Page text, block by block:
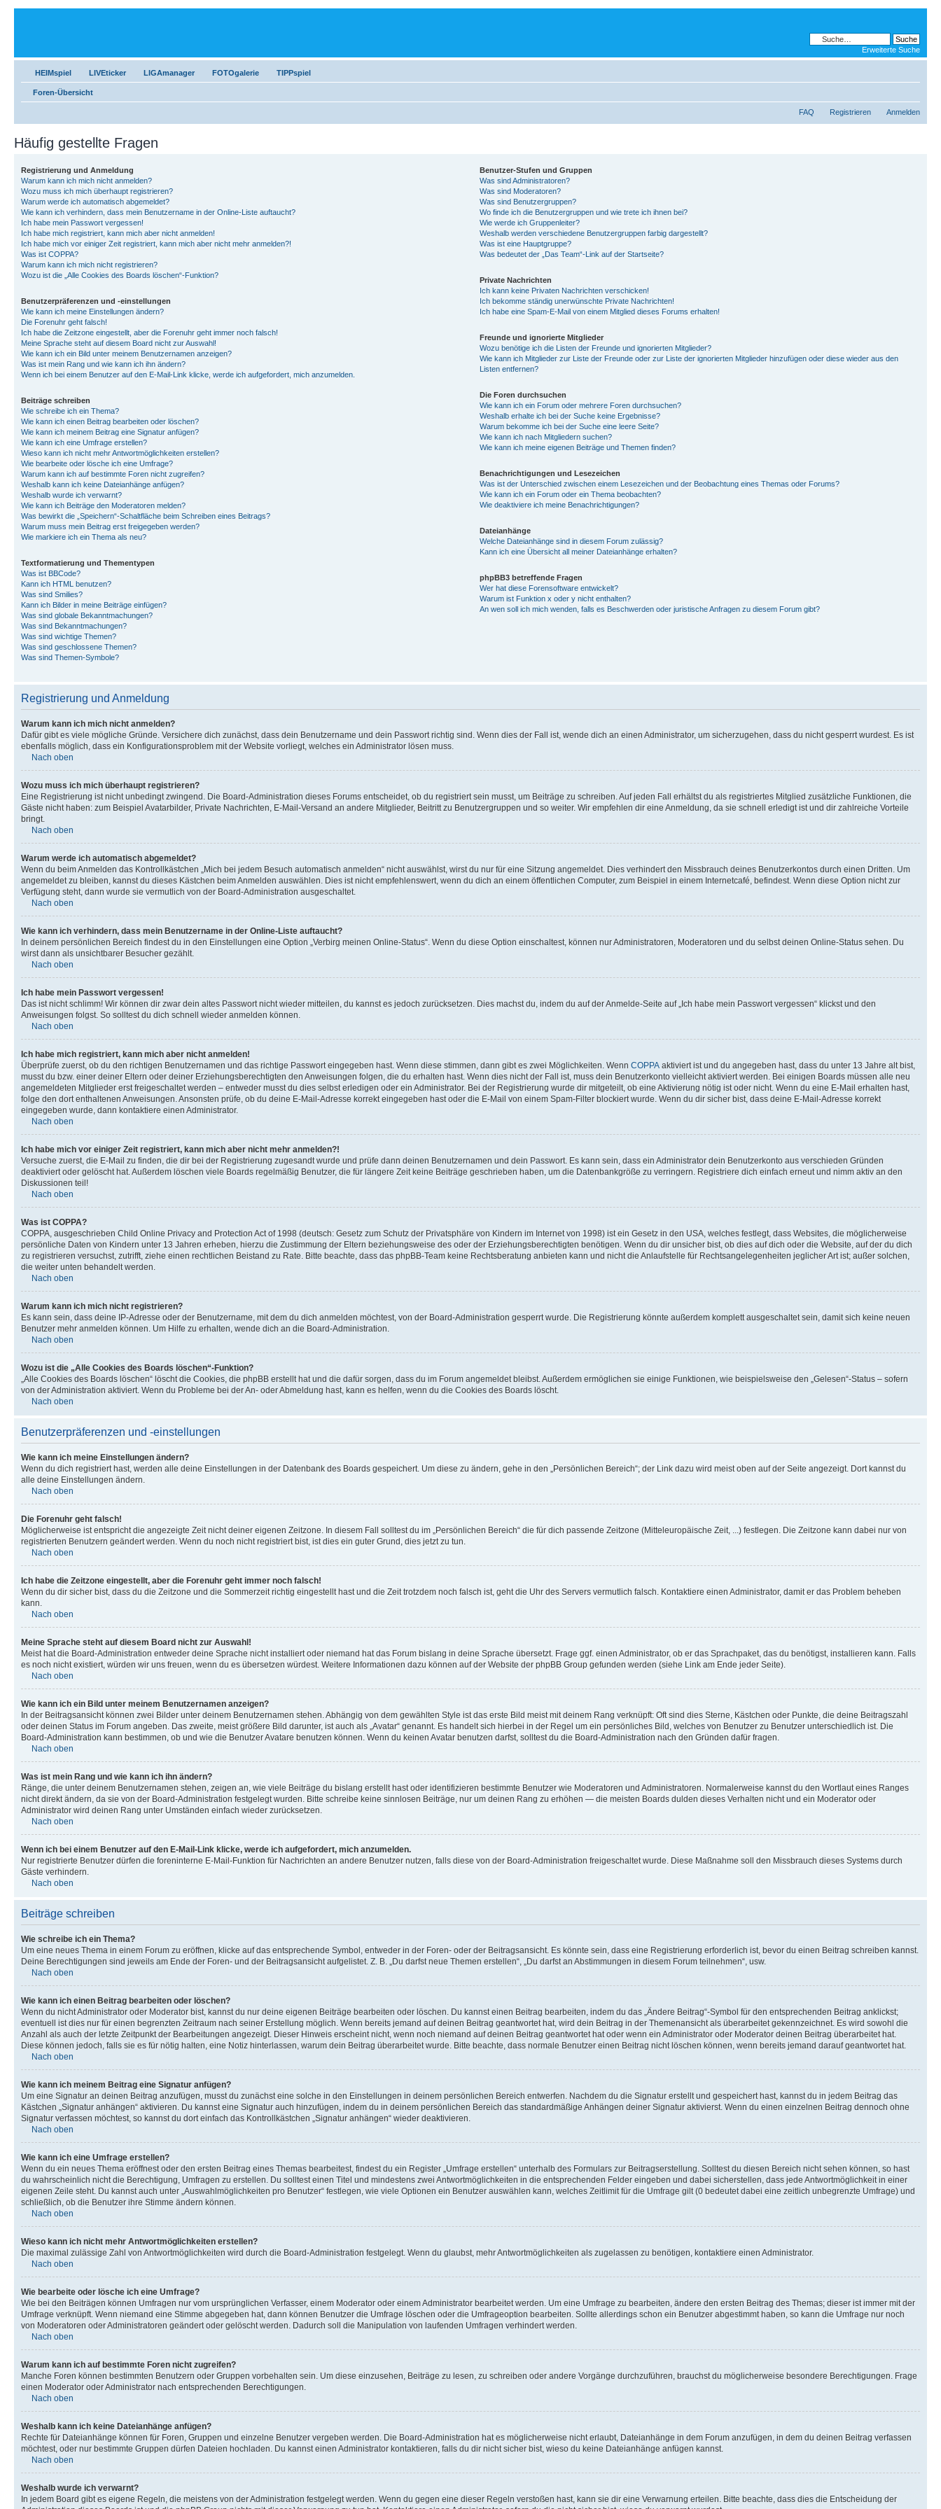
Erweiterte Suche
HEIMspiel LIVEticker LIGAmanager FOTOgalerie TIPPspiel
Foren-Übersicht
FAQ Registrieren Anmelden
Häufig gestellte Fragen
Registrierung und Anmeldung
Warum kann ich mich nicht anmelden?
Wozu muss ich mich überhaupt registrieren?
Warum werde ich automatisch abgemeldet?
Wie kann ich verhindern, dass mein Benutzername in der Online-Liste auftaucht?
Ich habe mein Passwort vergessen!
Ich habe mich registriert, kann mich aber nicht anmelden!
Ich habe mich vor einiger Zeit registriert, kann mich aber nicht mehr anmelden?!
Was ist COPPA?
Warum kann ich mich nicht registrieren?
Wozu ist die „Alle Cookies des Boards löschen“-Funktion?
Benutzerpräferenzen und -einstellungen
Wie kann ich meine Einstellungen ändern?
Die Forenuhr geht falsch!
Ich habe die Zeitzone eingestellt, aber die Forenuhr geht immer noch falsch!
Meine Sprache steht auf diesem Board nicht zur Auswahl!
Wie kann ich ein Bild unter meinem Benutzernamen anzeigen?
Was ist mein Rang und wie kann ich ihn ändern?
Wenn ich bei einem Benutzer auf den E-Mail-Link klicke, werde ich aufgefordert, mich anzumelden.
Beiträge schreiben
Wie schreibe ich ein Thema?
Wie kann ich einen Beitrag bearbeiten oder löschen?
Wie kann ich meinem Beitrag eine Signatur anfügen?
Wie kann ich eine Umfrage erstellen?
Wieso kann ich nicht mehr Antwortmöglichkeiten erstellen?
Wie bearbeite oder lösche ich eine Umfrage?
Warum kann ich auf bestimmte Foren nicht zugreifen?
Weshalb kann ich keine Dateianhänge anfügen?
Weshalb wurde ich verwarnt?
Wie kann ich Beiträge den Moderatoren melden?
Was bewirkt die „Speichern“-Schaltfläche beim Schreiben eines Beitrags?
Warum muss mein Beitrag erst freigegeben werden?
Wie markiere ich ein Thema als neu?
Textformatierung und Thementypen
Was ist BBCode?
Kann ich HTML benutzen?
Was sind Smilies?
Kann ich Bilder in meine Beiträge einfügen?
Was sind globale Bekanntmachungen?
Was sind Bekanntmachungen?
Was sind wichtige Themen?
Was sind geschlossene Themen?
Was sind Themen-Symbole?
Benutzer-Stufen und Gruppen
Was sind Administratoren?
Was sind Moderatoren?
Was sind Benutzergruppen?
Wo finde ich die Benutzergruppen und wie trete ich ihnen bei?
Wie werde ich Gruppenleiter?
Weshalb werden verschiedene Benutzergruppen farbig dargestellt?
Was ist eine Hauptgruppe?
Was bedeutet der „Das Team“-Link auf der Startseite?
Private Nachrichten
Ich kann keine Privaten Nachrichten verschicken!
Ich bekomme ständig unerwünschte Private Nachrichten!
Ich habe eine Spam-E-Mail von einem Mitglied dieses Forums erhalten!
Freunde und ignorierte Mitglieder
Wozu benötige ich die Listen der Freunde und ignorierten Mitglieder?
Wie kann ich Mitglieder zur Liste der Freunde oder zur Liste der ignorierten Mitglieder hinzufügen oder diese wieder aus den
Listen entfernen?
Die Foren durchsuchen
Wie kann ich ein Forum oder mehrere Foren durchsuchen?
Weshalb erhalte ich bei der Suche keine Ergebnisse?
Warum bekomme ich bei der Suche eine leere Seite?
Wie kann ich nach Mitgliedern suchen?
Wie kann ich meine eigenen Beiträge und Themen finden?
Benachrichtigungen und Lesezeichen
Was ist der Unterschied zwischen einem Lesezeichen und der Beobachtung eines Themas oder Forums?
Wie kann ich ein Forum oder ein Thema beobachten?
Wie deaktiviere ich meine Benachrichtigungen?
Dateianhänge
Welche Dateianhänge sind in diesem Forum zulässig?
Kann ich eine Übersicht all meiner Dateianhänge erhalten?
phpBB3 betreffende Fragen
Wer hat diese Forensoftware entwickelt?
Warum ist Funktion x oder y nicht enthalten?
An wen soll ich mich wenden, falls es Beschwerden oder juristische Anfragen zu diesem Forum gibt?
Registrierung und Anmeldung
Warum kann ich mich nicht anmelden?
Dafür gibt es viele mögliche Gründe. Versichere dich zunächst, dass dein Benutzername und dein Passwort richtig sind. Wenn dies der Fall ist, wende dich an einen Administrator, um sicherzugehen, dass du nicht gesperrt wurdest. Es ist
ebenfalls möglich, dass ein Konfigurationsproblem mit der Website vorliegt, welches ein Administrator lösen muss.
Nach oben
Wozu muss ich mich überhaupt registrieren?
Eine Registrierung ist nicht unbedingt zwingend. Die Board-Administration dieses Forums entscheidet, ob du registriert sein musst, um Beiträge zu schreiben. Auf jeden Fall erhältst du als registriertes Mitglied zusätzliche Funktionen, die
Gäste nicht haben: zum Beispiel Avatarbilder, Private Nachrichten, E-Mail-Versand an andere Mitglieder, Beitritt zu Benutzergruppen und so weiter. Wir empfehlen dir eine Anmeldung, da sie schnell erledigt ist und dir zahlreiche Vorteile
bringt.
Nach oben
Warum werde ich automatisch abgemeldet?
Wenn du beim Anmelden das Kontrollkästchen „Mich bei jedem Besuch automatisch anmelden“ nicht auswählst, wirst du nur für eine Sitzung angemeldet. Dies verhindert den Missbrauch deines Benutzerkontos durch einen Dritten. Um
angemeldet zu bleiben, kannst du dieses Kästchen beim Anmelden auswählen. Dies ist nicht empfehlenswert, wenn du dich an einem öffentlichen Computer, zum Beispiel in einem Internetcafé, befindest. Wenn diese Option nicht zur
Verfügung steht, dann wurde sie vermutlich von der Board-Administration ausgeschaltet.
Nach oben
Wie kann ich verhindern, dass mein Benutzername in der Online-Liste auftaucht?
In deinem persönlichen Bereich findest du in den Einstellungen eine Option „Verbirg meinen Online-Status“. Wenn du diese Option einschaltest, können nur Administratoren, Moderatoren und du selbst deinen Online-Status sehen. Du
wirst dann als unsichtbarer Besucher gezählt.
Nach oben
Ich habe mein Passwort vergessen!
Das ist nicht schlimm! Wir können dir zwar dein altes Passwort nicht wieder mitteilen, du kannst es jedoch zurücksetzen. Dies machst du, indem du auf der Anmelde-Seite auf „Ich habe mein Passwort vergessen“ klickst und den
Anweisungen folgst. So solltest du dich schnell wieder anmelden können.
Nach oben
Ich habe mich registriert, kann mich aber nicht anmelden!
Überprüfe zuerst, ob du den richtigen Benutzernamen und das richtige Passwort eingegeben hast. Wenn diese stimmen, dann gibt es zwei Möglichkeiten. Wenn COPPA aktiviert ist und du angegeben hast, dass du unter 13 Jahre alt bist,
musst du bzw. einer deiner Eltern oder deiner Erziehungsberechtigten den Anweisungen folgen, die du erhalten hast. Wenn dies nicht der Fall ist, muss dein Benutzerkonto vielleicht aktiviert werden. Bei einigen Boards müssen alle neu
angemeldeten Mitglieder erst freigeschaltet werden – entweder musst du dies selbst erledigen oder ein Administrator. Bei der Registrierung wurde dir mitgeteilt, ob eine Aktivierung nötig ist oder nicht. Wenn du eine E-Mail erhalten hast,
folge den dort enthaltenen Anweisungen. Ansonsten prüfe, ob du deine E-Mail-Adresse korrekt eingegeben hast oder die E-Mail von einem Spam-Filter blockiert wurde. Wenn du dir sicher bist, dass deine E-Mail-Adresse korrekt
eingegeben wurde, dann kontaktiere einen Administrator.
Nach oben
Ich habe mich vor einiger Zeit registriert, kann mich aber nicht mehr anmelden?!
Versuche zuerst, die E-Mail zu finden, die dir bei der Registrierung zugesandt wurde und prüfe dann deinen Benutzernamen und dein Passwort. Es kann sein, dass ein Administrator dein Benutzerkonto aus verschieden Gründen
deaktiviert oder gelöscht hat. Außerdem löschen viele Boards regelmäßig Benutzer, die für längere Zeit keine Beiträge geschrieben haben, um die Datenbankgröße zu verringern. Registriere dich einfach erneut und nimm aktiv an den
Diskussionen teil!
Nach oben
Was ist COPPA?
COPPA, ausgeschrieben Child Online Privacy and Protection Act of 1998 (deutsch: Gesetz zum Schutz der Privatsphäre von Kindern im Internet von 1998) ist ein Gesetz in den USA, welches festlegt, dass Websites, die möglicherweise
persönliche Daten von Kindern unter 13 Jahren erheben, hierzu die Zustimmung der Eltern beziehungsweise des oder der Erziehungsberechtigten benötigen. Wenn du dir unsicher bist, ob dies auf dich oder die Website, auf der du dich
zu registrieren versuchst, zutrifft, ziehe einen rechtlichen Beistand zu Rate. Bitte beachte, dass das phpBB-Team keine Rechtsberatung anbieten kann und nicht die Anlaufstelle für Rechtsangelegenheiten jeglicher Art ist; außer solchen,
die weiter unten behandelt werden.
Nach oben
Warum kann ich mich nicht registrieren?
Es kann sein, dass deine IP-Adresse oder der Benutzername, mit dem du dich anmelden möchtest, von der Board-Administration gesperrt wurde. Die Registrierung könnte außerdem komplett ausgeschaltet sein, damit sich keine neuen
Benutzer mehr anmelden können. Um Hilfe zu erhalten, wende dich an die Board-Administration.
Nach oben
Wozu ist die „Alle Cookies des Boards löschen“-Funktion?
„Alle Cookies des Boards löschen“ löscht die Cookies, die phpBB erstellt hat und die dafür sorgen, dass du im Forum angemeldet bleibst. Außerdem ermöglichen sie einige Funktionen, wie beispielsweise den „Gelesen“-Status – sofern
von der Administration aktiviert. Wenn du Probleme bei der An- oder Abmeldung hast, kann es helfen, wenn du die Cookies des Boards löscht.
Nach oben
Benutzerpräferenzen und -einstellungen
Wie kann ich meine Einstellungen ändern?
Wenn du dich registriert hast, werden alle deine Einstellungen in der Datenbank des Boards gespeichert. Um diese zu ändern, gehe in den „Persönlichen Bereich“; der Link dazu wird meist oben auf der Seite angezeigt. Dort kannst du
alle deine Einstellungen ändern.
Nach oben
Die Forenuhr geht falsch!
Möglicherweise ist entspricht die angezeigte Zeit nicht deiner eigenen Zeitzone. In diesem Fall solltest du im „Persönlichen Bereich“ die für dich passende Zeitzone (Mitteleuropäische Zeit, ...) festlegen. Die Zeitzone kann dabei nur von
registrierten Benutzern geändert werden. Wenn du noch nicht registriert bist, ist dies ein guter Grund, dies jetzt zu tun.
Nach oben
Ich habe die Zeitzone eingestellt, aber die Forenuhr geht immer noch falsch!
Wenn du dir sicher bist, dass du die Zeitzone und die Sommerzeit richtig eingestellt hast und die Zeit trotzdem noch falsch ist, geht die Uhr des Servers vermutlich falsch. Kontaktiere einen Administrator, damit er das Problem beheben
kann.
Nach oben
Meine Sprache steht auf diesem Board nicht zur Auswahl!
Meist hat die Board-Administration entweder deine Sprache nicht installiert oder niemand hat das Forum bislang in deine Sprache übersetzt. Frage ggf. einen Administrator, ob er das Sprachpaket, das du benötigst, installieren kann. Falls
es noch nicht existiert, würden wir uns freuen, wenn du es übersetzen würdest. Weitere Informationen dazu können auf der Website der phpBB Group gefunden werden (siehe Link am Ende jeder Seite).
Nach oben
Wie kann ich ein Bild unter meinem Benutzernamen anzeigen?
In der Beitragsansicht können zwei Bilder unter deinem Benutzernamen stehen. Abhängig von dem gewählten Style ist das erste Bild meist mit deinem Rang verknüpft: Oft sind dies Sterne, Kästchen oder Punkte, die deine Beitragszahl
oder deinen Status im Forum angeben. Das zweite, meist größere Bild darunter, ist auch als „Avatar“ genannt. Es handelt sich hierbei in der Regel um ein persönliches Bild, welches von Benutzer zu Benutzer unterschiedlich ist. Die
Board-Administration kann bestimmen, ob und wie die Benutzer Avatare benutzen können. Wenn du keinen Avatar benutzen darfst, solltest du die Board-Administration nach den Gründen dafür fragen.
Nach oben
Was ist mein Rang und wie kann ich ihn ändern?
Ränge, die unter deinem Benutzernamen stehen, zeigen an, wie viele Beiträge du bislang erstellt hast oder identifizieren bestimmte Benutzer wie Moderatoren und Administratoren. Normalerweise kannst du den Wortlaut eines Ranges
nicht direkt ändern, da sie von der Board-Administration festgelegt wurden. Bitte schreibe keine sinnlosen Beiträge, nur um deinen Rang zu erhöhen — die meisten Boards dulden dieses Verhalten nicht und ein Moderator oder
Administrator wird deinen Rang unter Umständen einfach wieder zurücksetzen.
Nach oben
Wenn ich bei einem Benutzer auf den E-Mail-Link klicke, werde ich aufgefordert, mich anzumelden.
Nur registrierte Benutzer dürfen die foreninterne E-Mail-Funktion für Nachrichten an andere Benutzer nutzen, falls diese von der Board-Administration freigeschaltet wurde. Diese Maßnahme soll den Missbrauch dieses Systems durch
Gäste verhindern.
Nach oben
Beiträge schreiben
Wie schreibe ich ein Thema?
Um eine neues Thema in einem Forum zu eröffnen, klicke auf das entsprechende Symbol, entweder in der Foren- oder der Beitragsansicht. Es könnte sein, dass eine Registrierung erforderlich ist, bevor du einen Beitrag schreiben kannst.
Deine Berechtigungen sind jeweils am Ende der Foren- und der Beitragsansicht aufgelistet. Z. B. „Du darfst neue Themen erstellen“, „Du darfst an Abstimmungen in diesem Forum teilnehmen“, usw.
Nach oben
Wie kann ich einen Beitrag bearbeiten oder löschen?
Wenn du nicht Administrator oder Moderator bist, kannst du nur deine eigenen Beiträge bearbeiten oder löschen. Du kannst einen Beitrag bearbeiten, indem du das „Ändere Beitrag“-Symbol für den entsprechenden Beitrag anklickst;
eventuell ist dies nur für einen begrenzten Zeitraum nach seiner Erstellung möglich. Wenn bereits jemand auf deinen Beitrag geantwortet hat, wird dein Beitrag in der Themenansicht als überarbeitet gekennzeichnet. Es wird sowohl die
Anzahl als auch der letzte Zeitpunkt der Bearbeitungen angezeigt. Dieser Hinweis erscheint nicht, wenn noch niemand auf deinen Beitrag geantwortet hat oder wenn ein Administrator oder Moderator deinen Beitrag überarbeitet hat.
Diese können jedoch, falls sie es für nötig halten, eine Notiz hinterlassen, warum dein Beitrag überarbeitet wurde. Bitte beachte, dass normale Benutzer einen Beitrag nicht löschen können, wenn bereits jemand darauf geantwortet hat.
Nach oben
Wie kann ich meinem Beitrag eine Signatur anfügen?
Um eine Signatur an deinen Beitrag anzufügen, musst du zunächst eine solche in den Einstellungen in deinem persönlichen Bereich entwerfen. Nachdem du die Signatur erstellt und gespeichert hast, kannst du in jedem Beitrag das
Kästchen „Signatur anhängen“ aktivieren. Du kannst eine Signatur auch hinzufügen, indem du in deinem persönlichen Bereich das standardmäßige Anhängen deiner Signatur aktivierst. Wenn du einen einzelnen Beitrag dennoch ohne
Signatur verfassen möchtest, so kannst du dort einfach das Kontrollkästchen „Signatur anhängen“ wieder deaktivieren.
Nach oben
Wie kann ich eine Umfrage erstellen?
Wenn du ein neues Thema eröffnest oder den ersten Beitrag eines Themas bearbeitest, findest du ein Register „Umfrage erstellen“ unterhalb des Formulars zur Beitragserstellung. Solltest du diesen Bereich nicht sehen können, so hast
du wahrscheinlich nicht die Berechtigung, Umfragen zu erstellen. Du solltest einen Titel und mindestens zwei Antwortmöglichkeiten in die entsprechenden Felder eingeben und dabei sicherstellen, dass jede Antwortmöglichkeit in einer
eigenen Zeile steht. Du kannst auch unter „Auswahlmöglichkeiten pro Benutzer“ festlegen, wie viele Optionen ein Benutzer auswählen kann, welches Zeitlimit für die Umfrage gilt (0 bedeutet dabei eine zeitlich unbegrenzte Umfrage) und
schließlich, ob die Benutzer ihre Stimme ändern können.
Nach oben
Wieso kann ich nicht mehr Antwortmöglichkeiten erstellen?
Die maximal zulässige Zahl von Antwortmöglichkeiten wird durch die Board-Administration festgelegt. Wenn du glaubst, mehr Antwortmöglichkeiten als zugelassen zu benötigen, kontaktiere einen Administrator.
Nach oben
Wie bearbeite oder lösche ich eine Umfrage?
Wie bei den Beiträgen können Umfragen nur vom ursprünglichen Verfasser, einem Moderator oder einem Administrator bearbeitet werden. Um eine Umfrage zu bearbeiten, ändere den ersten Beitrag des Themas; dieser ist immer mit der
Umfrage verknüpft. Wenn niemand eine Stimme abgegeben hat, dann können Benutzer die Umfrage löschen oder die Umfrageoption bearbeiten. Sollte allerdings schon ein Benutzer abgestimmt haben, so kann die Umfrage nur noch
von Moderatoren oder Administratoren geändert oder gelöscht werden. Dadurch soll die Manipulation von laufenden Umfragen verhindert werden.
Nach oben
Warum kann ich auf bestimmte Foren nicht zugreifen?
Manche Foren können bestimmten Benutzern oder Gruppen vorbehalten sein. Um diese einzusehen, Beiträge zu lesen, zu schreiben oder andere Vorgänge durchzuführen, brauchst du möglicherweise besondere Berechtigungen. Frage
einen Moderator oder Administrator nach entsprechenden Berechtigungen.
Nach oben
Weshalb kann ich keine Dateianhänge anfügen?
Rechte für Dateianhänge können für Foren, Gruppen und einzelne Benutzer vergeben werden. Die Board-Administration hat es möglicherweise nicht erlaubt, Dateianhänge in dem Forum anzufügen, in dem du deinen Beitrag verfassen
möchtest, oder nur bestimmte Gruppen dürfen Dateien hochladen. Du kannst einen Administrator kontaktieren, falls du dir nicht sicher bist, wieso du keine Dateianhänge anfügen kannst.
Nach oben
Weshalb wurde ich verwarnt?
In jedem Board gibt es eigene Regeln, die meistens von der Administration festgelegt werden. Wenn du gegen eine dieser Regeln verstoßen hast, kann sie dir eine Verwarnung erteilen. Bitte beachte, dass dies die Entscheidung der